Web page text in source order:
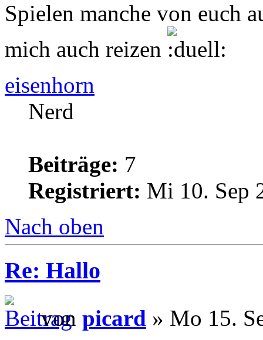
Spielen manche von euch
mich auch reizen
eisenhorn
Nerd
Beiträge: 7
Registriert: Mi 10. Sep
Nach oben
Re: Hallo
von picard » Mo 15.